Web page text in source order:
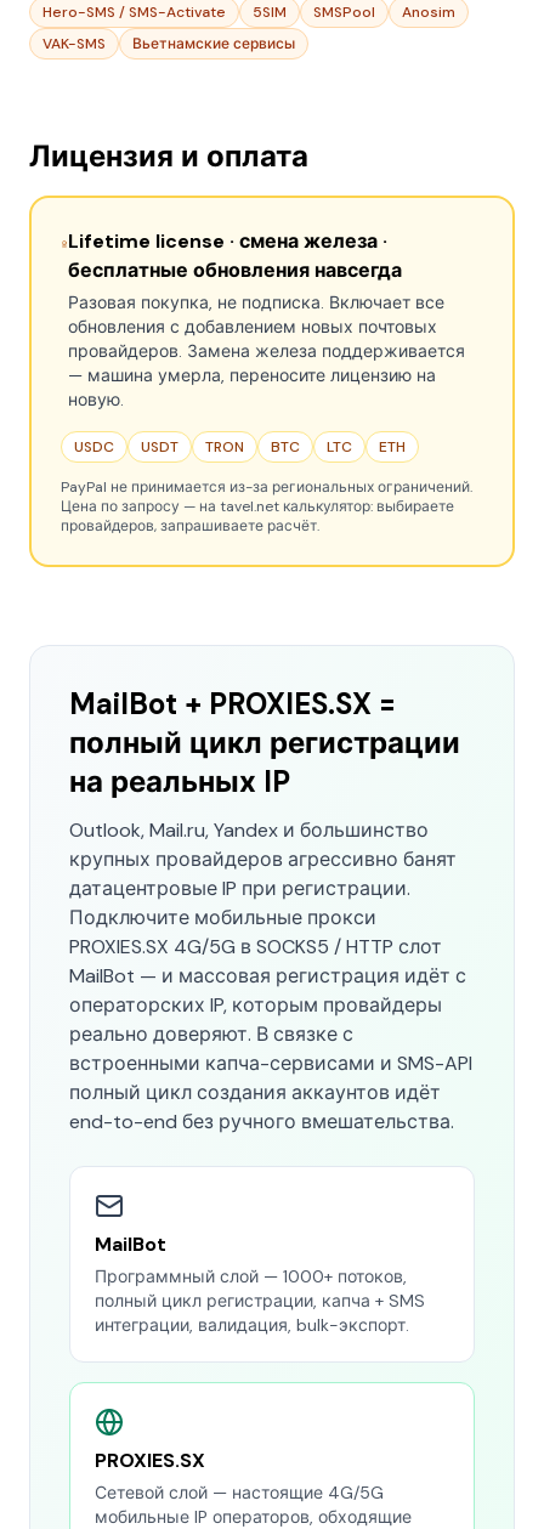
Hero-SMS / SMS-Activate 5SIM SMSPool
Anosim
VAK-SMS
Вьетнамские сервисы
Лицензия и оплата
Lifetime license · смена железа ·
бесплатные обновления навсегда
Разовая покупка, не подписка. Включает все
обновления с добавлением новых почтовых
провайдеров. Замена железа поддерживается
— машина умерла, переносите лицензию на
новую.
USDC USDT TRON BTC LTC ETH
PayPal не принимается из-за региональных ограничений.
Цена по запросу — на tavel.net калькулятор: выбираете
провайдеров, запрашиваете расчёт.
MailBot + PROXIES.SX =
полный цикл регистрации
на реальных IP
Outlook, Mail.ru, Yandex и большинство
крупных провайдеров агрессивно банят
датацентровые IP при регистрации.
Подключите мобильные прокси
PROXIES.SX 4G/5G в SOCKS5 / HTTP слот
MailBot — и массовая регистрация идёт с
операторских IP, которым провайдеры
реально доверяют. В связке с
встроенными капча-сервисами и SMS-API
полный цикл создания аккаунтов идёт
end-to-end без ручного вмешательства.
MailBot
Программный слой — 1000+ потоков,
полный цикл регистрации, капча + SMS
интеграции, валидация, bulk-экспорт.
PROXIES.SX
Сетевой слой — настоящие 4G/5G
мобильные IP операторов, обходящие